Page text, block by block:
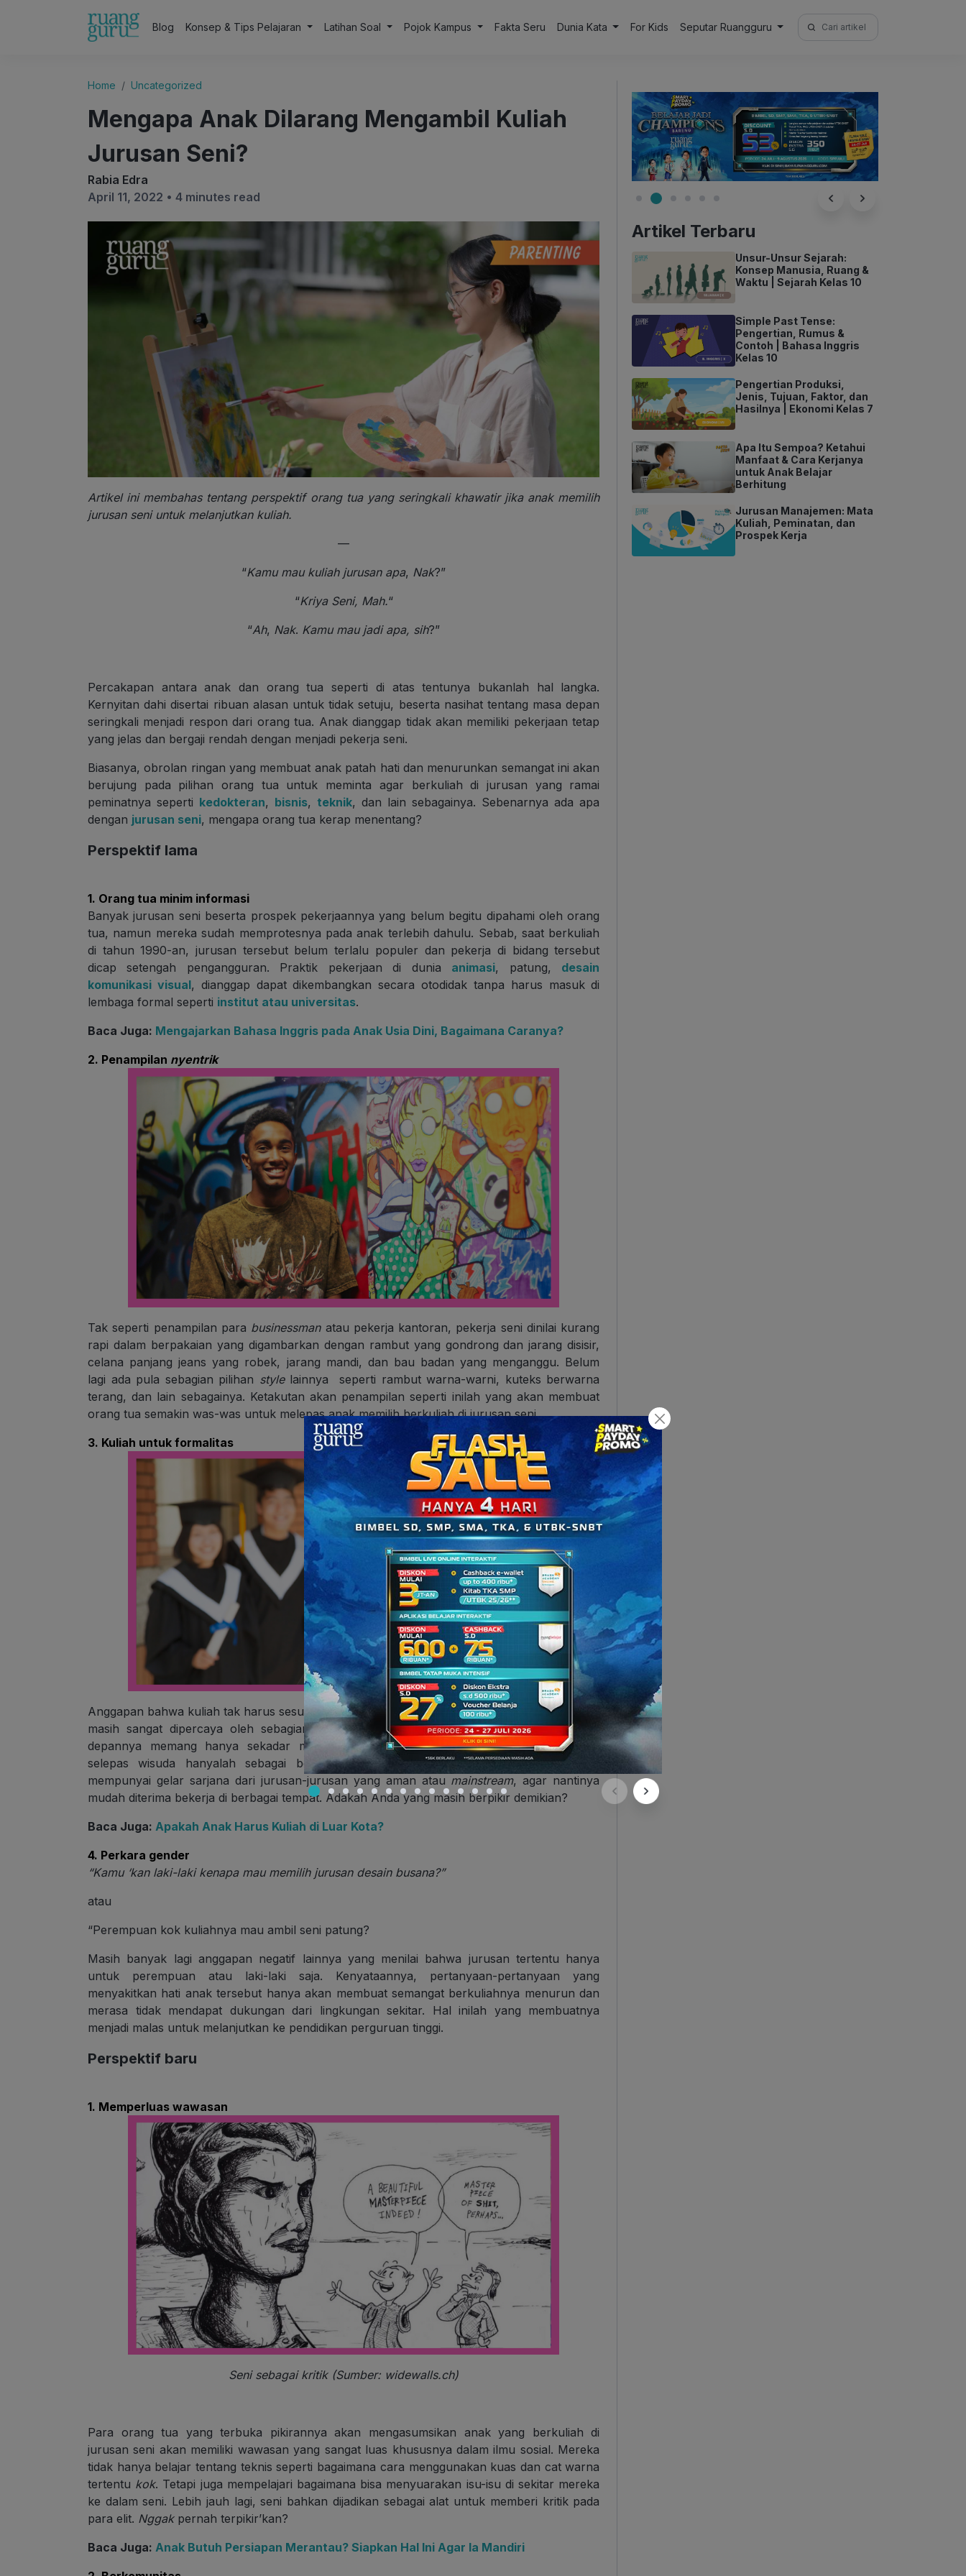
Blog Konsep & Tips Pelajaran Latihan Soal Pojok Kampus Fakta Seru Dunia Kata For Kids Seputar Ruangguru
Search
for:
Home Uncategorized
Mengapa Anak Dilarang Mengambil Kuliah
Jurusan Seni?
Rabia Edra
April 11, 2022 • 4 minutes read
Artikel ini membahas tentang perspektif orang tua yang seringkali khawatir jika anak memilih
jurusan seni untuk melanjutkan kuliah.
—
“Kamu mau kuliah jurusan apa, Nak?”
“Kriya Seni, Mah.“
“Ah, Nak. Kamu mau jadi apa, sih?”
Percakapan antara anak dan orang tua seperti di atas tentunya bukanlah hal langka.
Kernyitan dahi disertai ribuan alasan untuk tidak setuju, beserta nasihat tentang masa depan
seringkali menjadi respon dari orang tua. Anak dianggap tidak akan memiliki pekerjaan tetap
yang jelas dan bergaji rendah dengan menjadi pekerja seni.
Biasanya, obrolan ringan yang membuat anak patah hati dan menurunkan semangat ini akan
berujung pada pilihan orang tua untuk meminta agar berkuliah di jurusan yang ramai
peminatnya seperti kedokteran, bisnis, teknik, dan lain sebagainya. Sebenarnya ada apa
dengan jurusan seni, mengapa orang tua kerap menentang?
Perspektif lama
1. Orang tua minim informasi
Banyak jurusan seni beserta prospek pekerjaannya yang belum begitu dipahami oleh orang
tua, namun mereka sudah memprotesnya pada anak terlebih dahulu. Sebab, saat berkuliah
di tahun 1990-an, jurusan tersebut belum terlalu populer dan pekerja di bidang tersebut
dicap setengah pengangguran. Praktik pekerjaan di dunia animasi, patung, desain
komunikasi visual, dianggap dapat dikembangkan secara otodidak tanpa harus masuk di
lembaga formal seperti institut atau universitas.
Baca Juga: Mengajarkan Bahasa Inggris pada Anak Usia Dini, Bagaimana Caranya?
2. Penampilan nyentrik
Tak seperti penampilan para businessmanatau pekerja kantoran, pekerja seni dinilai kurang
rapi dalam berpakaian yang digambarkan dengan rambut yang gondrong dan jarang disisir,
celana panjang jeans yang robek, jarang mandi, dan bau badan yang menganggu. Belum
lagi ada pula sebagian pilihan stylelainnya seperti rambut warna-warni, kuteks berwarna
terang, dan lain sebagainya. Ketakutan akan penampilan seperti inilah yang akan membuat
orang tua semakin was-was untuk melepas anak memilih berkuliah di jurusan seni.
3. Kuliah untuk formalitas
Anggapan bahwa kuliah tak harus sesuaipassion, karena yang penting bisa langsung bekerja
masih sangat dipercaya oleh sebagian orang tua. Menurutnya, prospek karier anak ke
depannya memang hanya sekadar mengandalkan nasib saja. Sementara adanya gelar
selepas wisuda hanyalah sebagai bentuk formalitas belaka. Jadi, lebih baik minimal
mempunyai gelar sarjana dari jurusan-jurusan yang aman atau mainstream, agar nantinya
mudah diterima bekerja di berbagai tempat. Adakah Anda yang masih berpikir demikian?
Baca Juga: Apakah Anak Harus Kuliah di Luar Kota?
4. Perkara gender
“Kamu ‘kan laki-laki kenapa mau memilih jurusan desain busana?”
atau
“Perempuan kok kuliahnya mau ambil seni patung?
Masih banyak lagi anggapan negatif lainnya yang menilai bahwa jurusan tertentu hanya
untuk perempuan atau laki-laki saja. Kenyataannya, pertanyaan-pertanyaan yang
menyakitkan hati anak tersebut hanya akan membuat semangat berkuliahnya menurun dan
merasa tidak mendapat dukungan dari lingkungan sekitar. Hal inilah yang membuatnya
menjadi malas untuk melanjutkan ke pendidikan perguruan tinggi.
Perspektif baru
1. Memperluas wawasan
Seni sebagai kritik (Sumber: widewalls.ch)
Para orang tua yang terbuka pikirannya akan mengasumsikan anak yang berkuliah di
jurusan seni akan memiliki wawasan yang sangat luas khususnya dalam ilmu sosial. Mereka
tidak hanya belajar tentang teknis seperti bagaimana cara menggunakan kuas dan cat warna
tertentu kok. Tetapi juga mempelajari bagaimana bisa menyuarakan isu-isu di sekitar mereka
ke dalam seni. Lebih jauh lagi, seni bahkan dijadikan sebagai alat untuk memberi kritik pada
para elit. Nggak pernah terpikir’kan?
Baca Juga: Anak Butuh Persiapan Merantau? Siapkan Hal Ini Agar Ia Mandiri
Artikel Terbaru
Unsur-Unsur Sejarah:
Konsep Manusia, Ruang &
Waktu | Sejarah Kelas 10
Simple Past Tense:
Pengertian, Rumus &
Contoh | Bahasa Inggris
Kelas 10
Pengertian Produksi,
Jenis, Tujuan, Faktor, dan
Hasilnya | Ekonomi Kelas 7
Apa Itu Sempoa? Ketahui
Manfaat & Cara Kerjanya
untuk Anak Belajar
Berhitung
Jurusan Manajemen: Mata
Kuliah, Peminatan, dan
Prospek Kerja